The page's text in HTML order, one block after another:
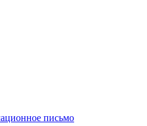
письмо